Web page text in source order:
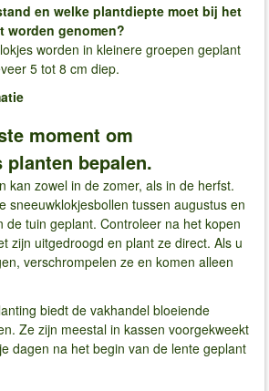
en welke plantdiepte moet bij het
worden genomen?
worden in kleinere groepen geplant
5 tot 8 cm diep.
moment om
bepalen.
kan zowel in de zomer, als in de herfst.
sneeuwklokjesbollen tussen augustus en
de tuin geplant. Controleer na het kopen
zijn uitgedroogd en plant ze direct. Als u
verschrompelen ze en komen alleen
biedt de vakhandel bloeiende
Ze zijn meestal in kassen voorgekweekt
dagen na het begin van de lente geplant